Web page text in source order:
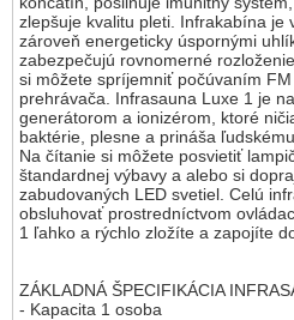
zlepšuje kvalitu pleti. Infrakabína je
zároveň energeticky úspornými
zabezpečujú rovnomerné
si môžete spríjemniť počúvaním
prehrávača. Infrasauna Luxe 1 je
generátorom a ionizérom, ktoré
baktérie, plesne a prináša
Na čítanie si môžete posvietiť
štandardnej výbavy a alebo si
zabudovaných LED svetiel. Celú
obsluhovať prostredníctvom
1 ľahko a rýchlo zložíte a zapojíte
ZÁKLADNÁ ŠPECIFIKÁCIA
- Kapacita 1 osoba